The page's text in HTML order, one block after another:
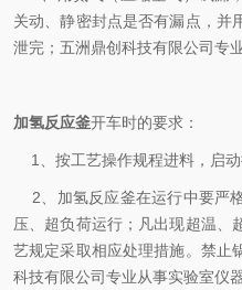
关动、静密封点是否有漏点，并
泄完；五洲鼎创科技有限公司专
加氢反应釜开车时的要求：
1、按工艺操作规程进料，启动
2、加氢反应釜在运行中要严
压、超负荷运行；凡出现超温、
艺规定采取相应处理措施。禁止
科技有限公司专业从事实验室仪